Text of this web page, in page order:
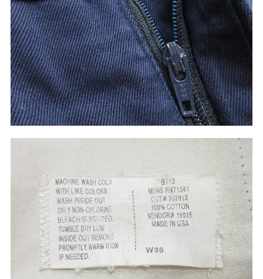
60年代 50年代 40年代
すべての年代を見る
週刊ラッシュアウト新聞
メディア・イベント情報
Youtube 古着屋Rush Out チャンネル
スタッフコーディネート